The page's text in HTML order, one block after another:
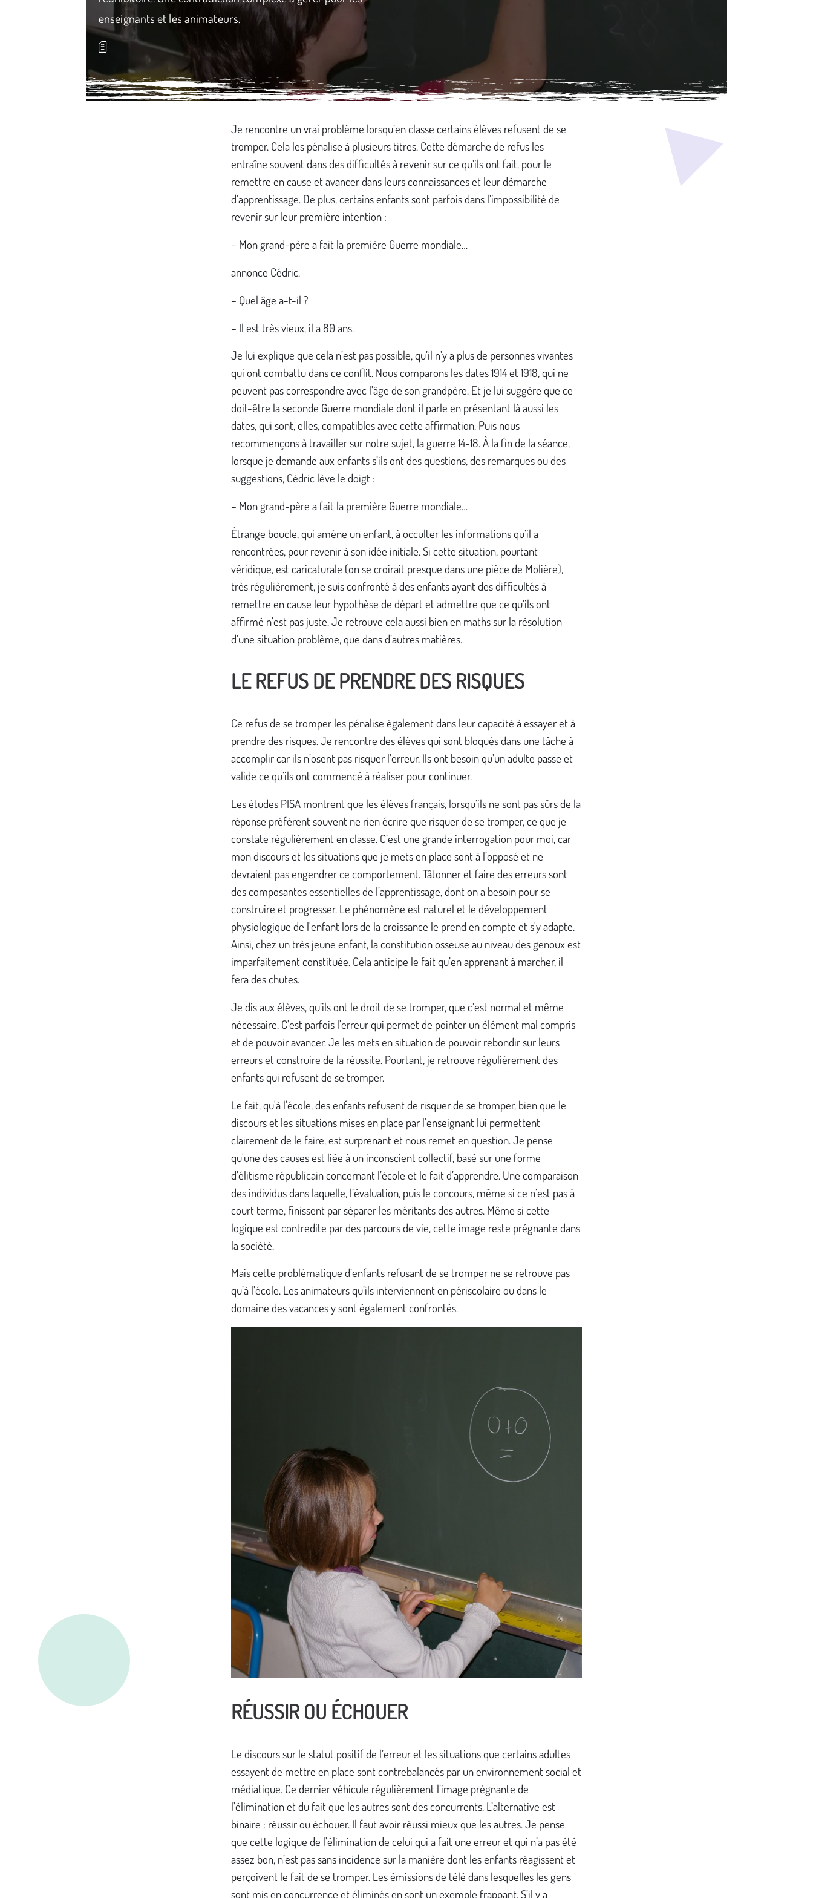
enseignants et les animateurs.
Je rencontre un vrai problème lorsqu’en classe certains élèves refusent de se
tromper. Cela les pénalise à plusieurs titres. Cette démarche de refus les
entraîne souvent dans des difficultés à revenir sur ce qu’ils ont fait, pour le
remettre en cause et avancer dans leurs connaissances et leur démarche
d’apprentissage. De plus, certains enfants sont parfois dans l’impossibilité de
revenir sur leur première intention :
– Mon grand-père a fait la première Guerre mondiale…
annonce Cédric.
– Quel âge a-t-il ?
– Il est très vieux, il a 80 ans.
Je lui explique que cela n’est pas possible, qu’il n’y a plus de personnes vivantes
qui ont combattu dans ce conflit. Nous comparons les dates 1914 et 1918, qui ne
peuvent pas correspondre avec l’âge de son grandpère. Et je lui suggère que ce
doit-être la seconde Guerre mondiale dont il parle en présentant là aussi les
dates, qui sont, elles, compatibles avec cette affirmation. Puis nous
recommençons à travailler sur notre sujet, la guerre 14-18. À la fin de la séance,
lorsque je demande aux enfants s’ils ont des questions, des remarques ou des
suggestions, Cédric lève le doigt :
– Mon grand-père a fait la première Guerre mondiale…
Étrange boucle, qui amène un enfant, à occulter les informations qu’il a
rencontrées, pour revenir à son idée initiale. Si cette situation, pourtant
véridique, est caricaturale (on se croirait presque dans une pièce de Molière),
très régulièrement, je suis confronté à des enfants ayant des difficultés à
remettre en cause leur hypothèse de départ et admettre que ce qu’ils ont
affirmé n’est pas juste. Je retrouve cela aussi bien en maths sur la résolution
d’une situation problème, que dans d’autres matières.
LE REFUS DE PRENDRE DES RISQUES
Ce refus de se tromper les pénalise également dans leur capacité à essayer et à
prendre des risques. Je rencontre des élèves qui sont bloqués dans une tâche à
accomplir car ils n’osent pas risquer l’erreur. Ils ont besoin qu’un adulte passe et
valide ce qu’ils ont commencé à réaliser pour continuer.
Les études PISA montrent que les élèves français, lorsqu’ils ne sont pas sûrs de la
réponse préfèrent souvent ne rien écrire que risquer de se tromper, ce que je
constate régulièrement en classe. C’est une grande interrogation pour moi, car
mon discours et les situations que je mets en place sont à l’opposé et ne
devraient pas engendrer ce comportement. Tâtonner et faire des erreurs sont
des composantes essentielles de l’apprentissage, dont on a besoin pour se
construire et progresser. Le phénomène est naturel et le développement
physiologique de l'enfant lors de la croissance le prend en compte et s'y adapte.
Ainsi, chez un très jeune enfant, la constitution osseuse au niveau des genoux est
imparfaitement constituée. Cela anticipe le fait qu’en apprenant à marcher, il
fera des chutes.
Je dis aux élèves, qu’ils ont le droit de se tromper, que c’est normal et même
nécessaire. C’est parfois l’erreur qui permet de pointer un élément mal compris
et de pouvoir avancer. Je les mets en situation de pouvoir rebondir sur leurs
erreurs et construire de la réussite. Pourtant, je retrouve régulièrement des
enfants qui refusent de se tromper.
Le fait, qu'à l'école, des enfants refusent de risquer de se tromper, bien que le
discours et les situations mises en place par l'enseignant lui permettent
clairement de le faire, est surprenant et nous remet en question. Je pense
qu'une des causes est liée à un inconscient collectif, basé sur une forme
d’élitisme républicain concernant l’école et le fait d’apprendre. Une comparaison
des individus dans laquelle, l’évaluation, puis le concours, même si ce n’est pas à
court terme, finissent par séparer les méritants des autres. Même si cette
logique est contredite par des parcours de vie, cette image reste prégnante dans
la société.
Mais cette problématique d’enfants refusant de se tromper ne se retrouve pas
qu’à l’école. Les animateurs qu’ils interviennent en périscolaire ou dans le
domaine des vacances y sont également confrontés.
RÉUSSIR OU ÉCHOUER
Le discours sur le statut positif de l’erreur et les situations que certains adultes
essayent de mettre en place sont contrebalancés par un environnement social et
médiatique. Ce dernier véhicule régulièrement l’image prégnante de
l’élimination et du fait que les autres sont des concurrents. L’alternative est
binaire : réussir ou échouer. Il faut avoir réussi mieux que les autres. Je pense
que cette logique de l’élimination de celui qui a fait une erreur et qui n’a pas été
assez bon, n’est pas sans incidence sur la manière dont les enfants réagissent et
perçoivent le fait de se tromper. Les émissions de télé dans lesquelles les gens
sont mis en concurrence et éliminés en sont un exemple frappant. S’il y a